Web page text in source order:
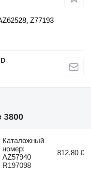
Z77193
3800
Каталожный
номер:
AZ57940
R197098
812,80 €